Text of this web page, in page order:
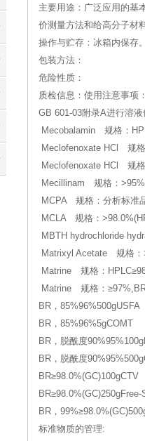
主要用途：广泛应用的基
价测量方法和给高分子材
操作与贮存：冰箱内保存
包装方法：
危险性质：
质检信息：使用注意事项
GB 601-03附录A进行溶
Mecobalamin 规格：
Meclofenoxate HCl 规
Meclofenoxate HCl 规
Mecillinam 规格：
MCPA 规格：分析标准
MCLA 规格：
MBTH hydrochloride
Matrixyl Acetate 规格：
Matrine 规格：
Matrine 规格：
BR，85%96%500gUSFA
BR，85%96%5gCOMT
BR，脱酰度
BR，脱酰度
BR≥98.0%(GC)100gCTV
BR≥98.0%(GC)250gFree-
BR，
标准物质的管理: